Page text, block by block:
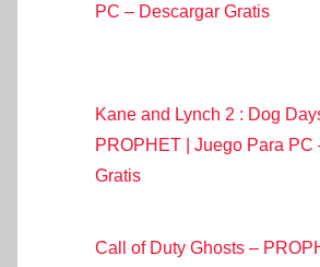
PC – Descargar Gratis
Kane and Lynch 2 : Dog
PROPHET | Juego Para PC
Gratis
Call of Duty Ghosts –